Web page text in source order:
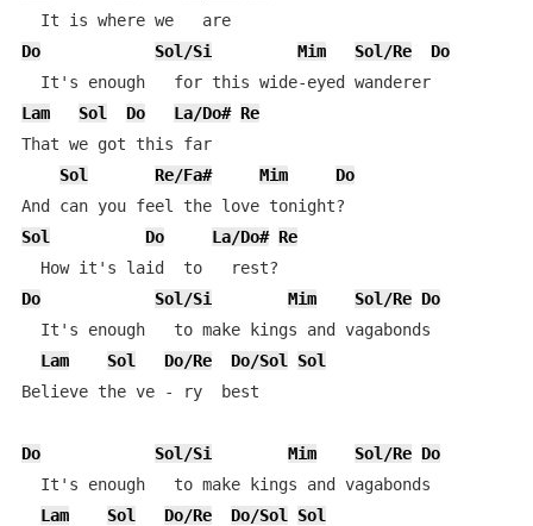
  It is where we   are
Do
Sol/Si Mim Sol/Re
Do
  It's enough   for this wide-eyed wanderer
Lam
Sol Do La/Do# Re
That we got this far
Sol
Re/Fa# Mim
Do
Sol
Do La/Do# Re
Do
Sol/Si Mim Sol/Re Do
  It's enough   to make kings and vagabonds
Lam
Sol Do/Re Do/Sol
Sol
Believe the ve - ry  best
Do Sol/Si Mim Sol/Re Do
  It's enough   to make kings and vagabonds
Lam
Sol Do/Re Do/Sol
Sol